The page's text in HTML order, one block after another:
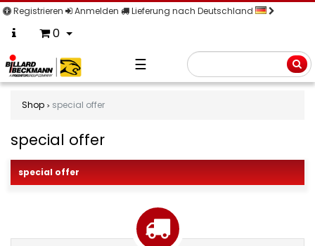
Registrieren Anmelden Lieferung nach Deutschland
0
☰
Shop special offer
special offer
special
offer
special offer